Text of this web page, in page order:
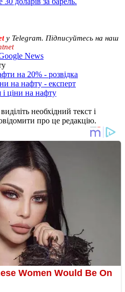
у Telegram. Підписуйтесь на наш
News
на 20% - розвідка
на нафту - експерт
ціни на нафту
необхідний текст і
про це редакцію.